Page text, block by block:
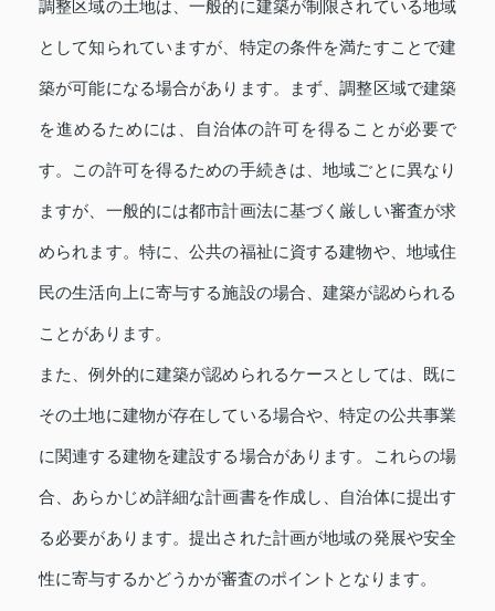
調整区域の土地は、一般的に建築が制限されている地域
として知られていますが、特定の条件を満たすことで建
築が可能になる場合があります。まず、調整区域で建築
を進めるためには、自治体の許可を得ることが必要で
す。この許可を得るための手続きは、地域ごとに異なり
ますが、一般的には都市計画法に基づく厳しい審査が求
められます。特に、公共の福祉に資する建物や、地域住
民の生活向上に寄与する施設の場合、建築が認められる
ことがあります。
また、例外的に建築が認められるケースとしては、既に
その土地に建物が存在している場合や、特定の公共事業
に関連する建物を建設する場合があります。これらの場
合、あらかじめ詳細な計画書を作成し、自治体に提出す
る必要があります。提出された計画が地域の発展や安全
性に寄与するかどうかが審査のポイントとなります。